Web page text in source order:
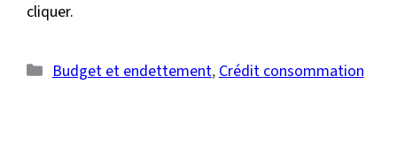
cliquer.
Catégories
Budget et endettement,Crédit consommation